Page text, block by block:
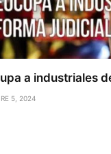
a industriales
5, 2024